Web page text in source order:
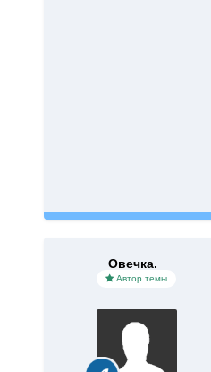
Овечка.
Автор темы